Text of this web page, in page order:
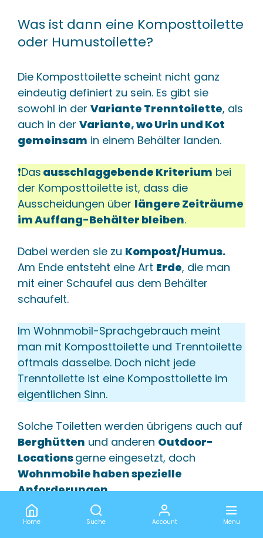
Was ist dann eine Komposttoilette
oder Humustoilette?
Die Komposttoilette scheint nicht ganz
eindeutig definiert zu sein. Es gibt sie
sowohl in der Variante Trenntoilette, als
auch in der Variante, wo Urin und Kot
gemeinsam in einem Behälter landen.
❗️Das ausschlaggebende Kriterium bei
der Komposttoilette ist, dass die
Ausscheidungen über längere Zeiträume
im Auffang-Behälter bleiben.
Dabei werden sie zu Kompost/Humus.
Am Ende entsteht eine Art Erde, die man
mit einer Schaufel aus dem Behälter
schaufelt.
Im Wohnmobil-Sprachgebrauch meint
man mit Komposttoilette und Trenntoilette
oftmals dasselbe. Doch nicht jede
Trenntoilette ist eine Komposttoilette im
eigentlichen Sinn.
Solche Toiletten werden übrigens auch auf
Berghütten und anderen Outdoor-
Locationsgerne eingesetzt, doch
Wohnmobile haben spezielle
Anforderungen.
Rührwerke
und
Home Suche Account Menu